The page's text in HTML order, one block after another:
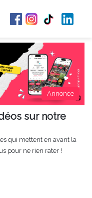
Annonce
sur notre
qui mettent en avant la
pour ne rien rater !